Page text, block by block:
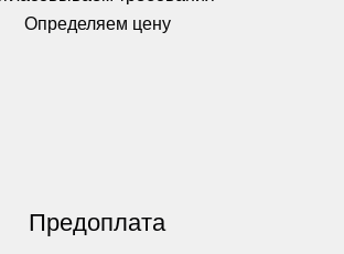
Определяем цену
Предоплата